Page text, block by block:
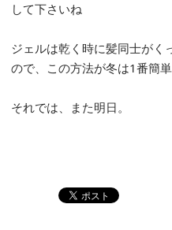
して下さいね
ジェルは乾く時に髪同士がく
ので、この方法が冬は1番簡単
それでは、また明日。